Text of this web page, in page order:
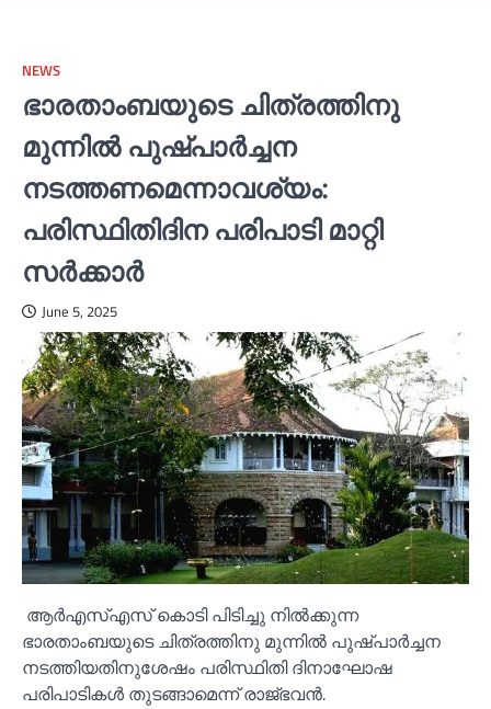
NEWS
ഭാരതാംബയുടെ ചിത്രത്തിനു
മുന്നില്‍ പുഷ്പാര്‍ച്ചന
നടത്തണമെന്നാവശ്യം:
പരിസ്ഥിതിദിന പരിപാടി മാറ്റി
സര്‍ക്കാര്‍
June 5, 2025
ആർഎസ്‌എസ് കൊടി പിടിച്ചു നില്‍ക്കുന്ന
ഭാരതാംബയുടെ ചിത്രത്തിനു മുന്നില്‍ പുഷ്പാർച്ചന
നടത്തിയതിനുശേഷം പരിസ്ഥിതി ദിനാഘോഷ
പരിപാടികള്‍ തുടങ്ങാമെന്ന് രാജ്ഭവൻ.